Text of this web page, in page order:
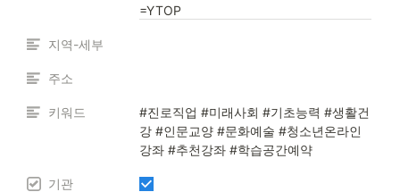
=YTOP
지역-세부
주소
키워드
#진로직업 #미래사회 #기초능력 #생활건
강 #인문교양 #문화예술 #청소년온라인
강좌 #추천강좌 #학습공간예약
기관